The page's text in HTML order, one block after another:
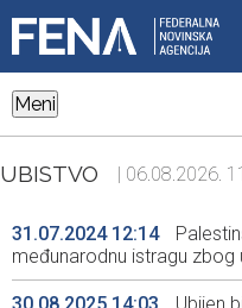
Meni
UBISTVO | 06.08.2026.
31.07.2024 12:14
međunarodnu istragu